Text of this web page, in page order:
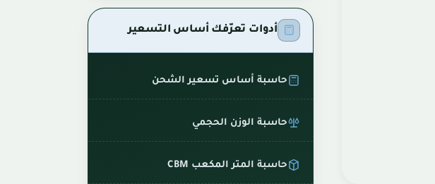
أدوات تعرّفك أساس التسعير
حاسبة أساس تسعير الشحن
حاسبة الوزن الحجمي
حاسبة المتر المكعب CBM